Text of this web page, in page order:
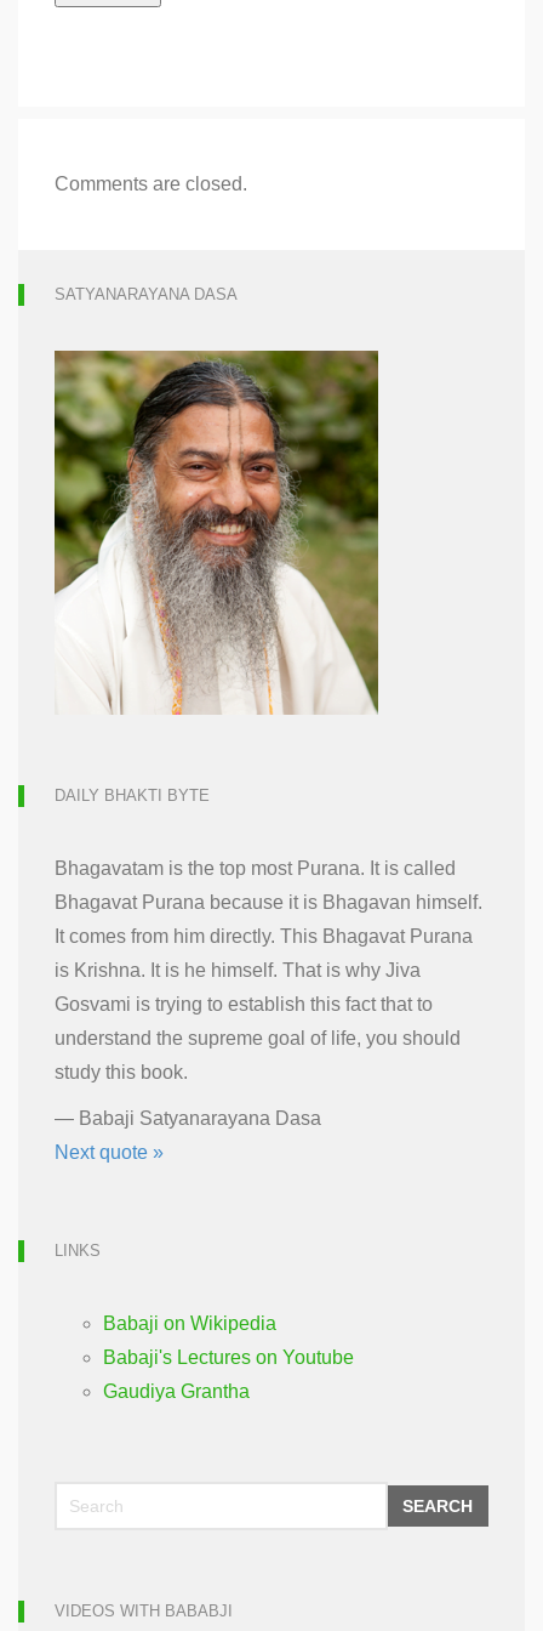
Comments are closed.
SATYANARAYANA DASA
DAILY BHAKTI BYTE
Bhagavatam is the top most Purana. It is called
Bhagavat Purana because it is Bhagavan himself.
It comes from him directly. This Bhagavat Purana
is Krishna. It is he himself. That is why Jiva
Gosvami is trying to establish this fact that to
understand the supreme goal of life, you should
study this book.
— Babaji Satyanarayana Dasa
Next quote »
LINKS
Babaji on Wikipedia
Babaji's Lectures on Youtube
Gaudiya Grantha
SEARCH
VIDEOS WITH BABABJI